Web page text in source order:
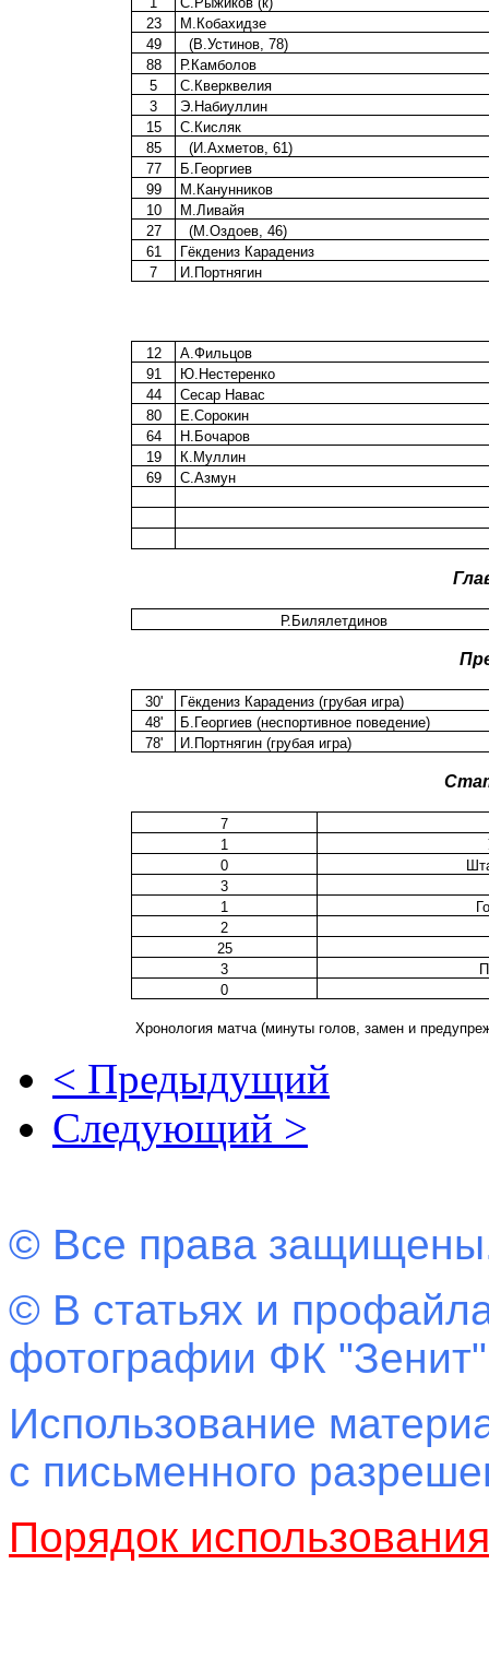
23
М.Кобахидзе
49
(В.Устинов, 78)
88
Р.Камболов
5
С.Кверквелия
3
Э.Набиуллин
15
С.Кисляк
85
(И.Ахметов, 61)
77
Б.Георгиев
99
М.Канунников
10
М.Ливайя
27
(М.Оздоев, 46)
61
Гёкдениз Карадениз
7
И.Портнягин
12
А.Фильцов
91
Ю.Нестеренко
44
Сесар Навас
80
Е.Сорокин
64
Н.Бочаров
19
К.Муллин
69
С.Азмун
Р.Билялетдинов
30'
Гёкдениз Карадениз (грубая игра)
48'
Б.Георгиев (неспортивное поведение)
78'
И.Портнягин (грубая игра)
7
1
0
3
1
2
25
3
0
Хронология матча (минуты голов, замен и
< Предыдущий
Следующий >
© Все права
© В статьях и
фотографии ФК
Использование
с письменного
Порядок